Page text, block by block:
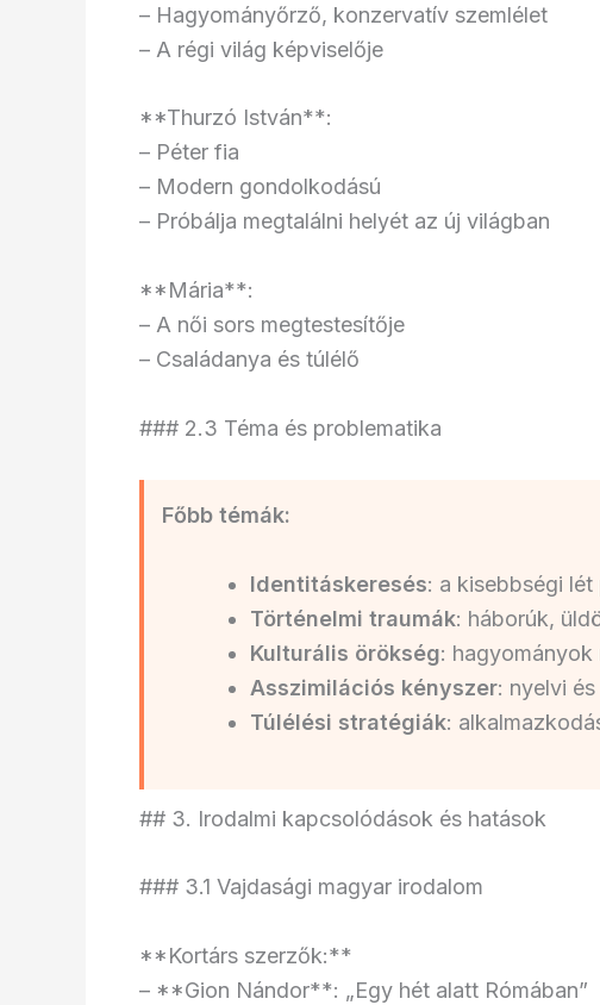
– Hagyományőrző, konzervatív szemlélet
– A régi világ képviselője
**Thurzó István**:
– Péter fia
– Modern gondolkodású
– Próbálja megtalálni helyét az új világban
**Mária**:
– A női sors megtestesítője
– Családanya és túlélő
### 2.3 Téma és problematika
Főbb témák:
Identitáskeresés: a kisebbségi lét
Történelmi traumák: háborúk,
Kulturális örökség: hagyományok
Asszimilációs kényszer: nyelvi
Túlélési stratégiák:
## 3. Irodalmi kapcsolódások és hatások
### 3.1 Vajdasági magyar irodalom
**Kortárs szerzők:**
– **Gion Nándor**: „Egy hét alatt Rómában”